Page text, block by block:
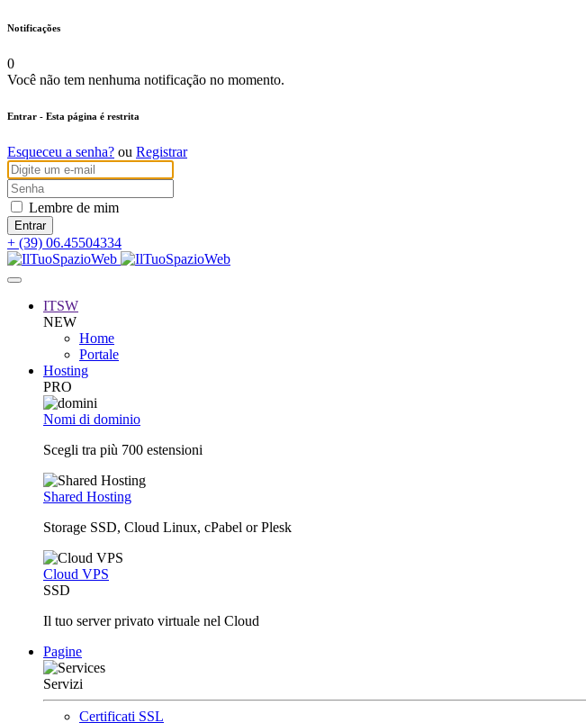
Notificações
0
Você não tem nenhuma notificação no momento.
Entrar - Esta página é restrita
Esqueceu a senha? ou Registrar
Lembre de mim
+ (39) 06.45504334
ITSW
NEW
Home
Portale
Hosting
PRO
Nomi di dominio
Scegli tra più 700 estensioni
Shared Hosting
Storage SSD, Cloud Linux, cPabel or Plesk
Cloud VPS
SSD
Il tuo server privato virtuale nel Cloud
Pagine
Servizi
Certificati SSL